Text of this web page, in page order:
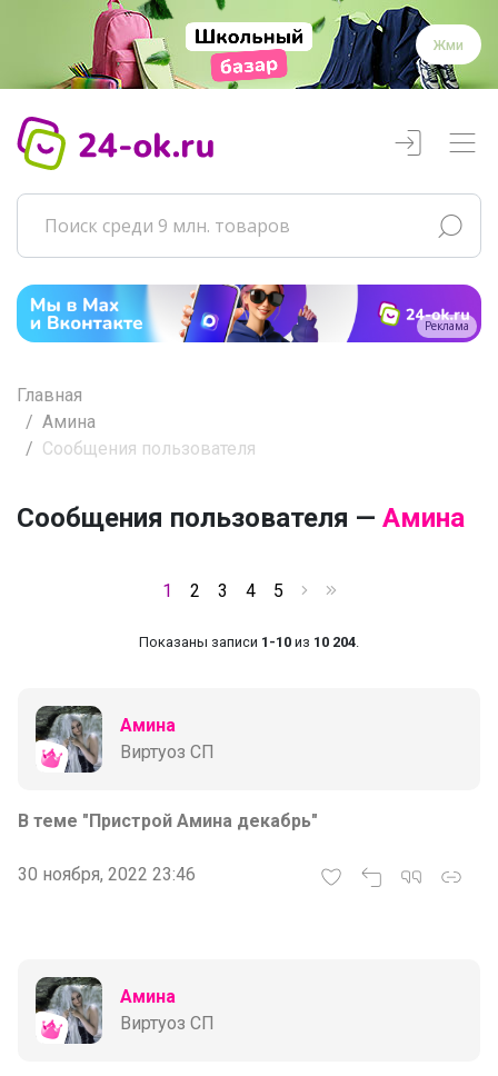
Жми
Реклама
Главная
Амина
Сообщения пользователя
Сообщения пользователя — Амина
1 2 3 4 5
Показаны записи 1-10 из 10 204
Амина
Виртуоз СП
В теме "Пристрой Амина декабрь"
30 ноября, 2022 23:46
Амина
Виртуоз СП